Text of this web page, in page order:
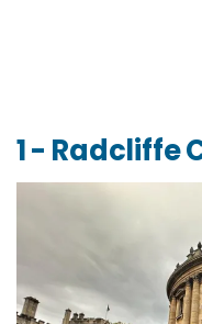
1 - Radcliffe